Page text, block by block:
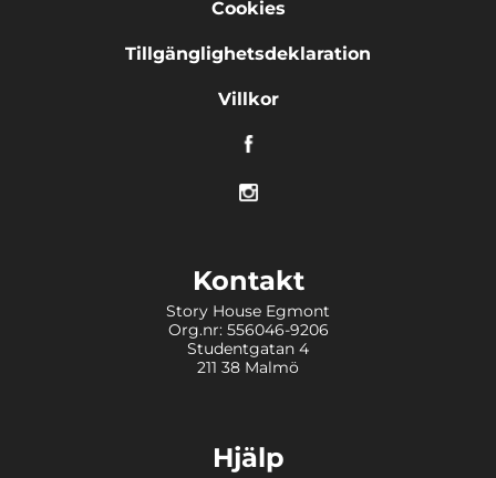
Cookies
Tillgänglighetsdeklaration
Villkor
Kontakt
Story House Egmont
Org.nr: 556046-9206
Studentgatan 4
211 38 Malmö
Hjälp